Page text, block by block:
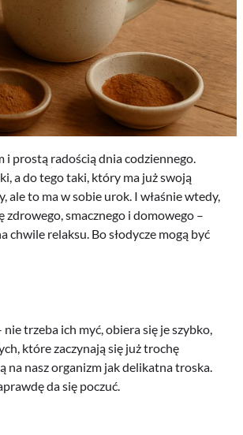
i prostą radością dnia codziennego.
a do tego taki, który ma już swoją
ale to ma w sobie urok. I właśnie wtedy,
smacznego i domowego –
relaksu. Bo słodycze mogą być
trzeba ich myć, obiera się je szybko,
które zaczynają się już trochę
na nasz organizm jak delikatna troska.
da się poczuć.